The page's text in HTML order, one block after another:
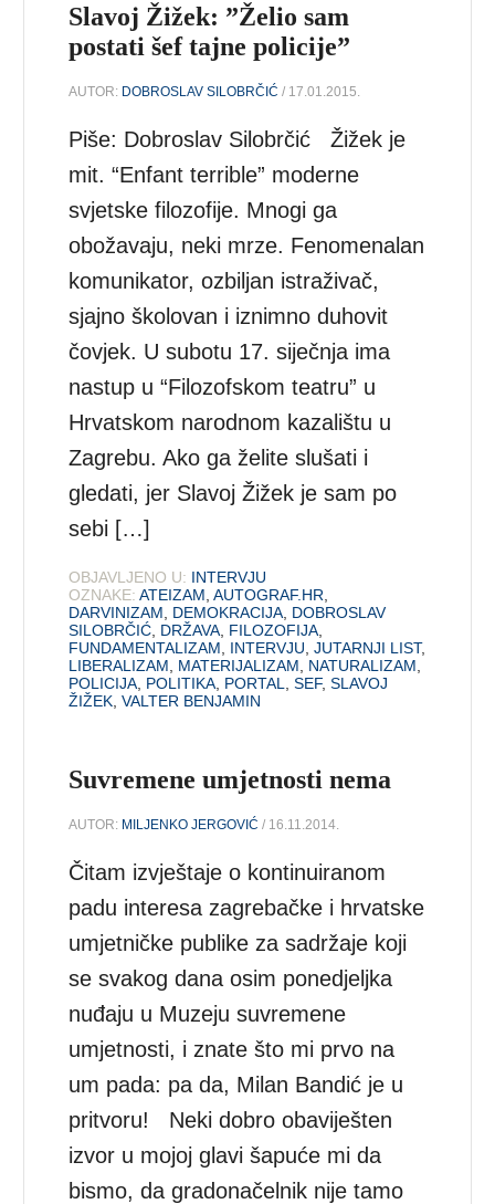
Slavoj Žižek: ”Želio sam
postati šef tajne policije”
AUTOR: DOBROSLAV SILOBRČIĆ / 17.01.2015.
Piše: Dobroslav Silobrčić Žižek je
mit. “Enfant terrible” moderne
svjetske filozofije. Mnogi ga
obožavaju, neki mrze. Fenomenalan
komunikator, ozbiljan istraživač,
sjajno školovan i iznimno duhovit
čovjek. U subotu 17. siječnja ima
nastup u “Filozofskom teatru” u
Hrvatskom narodnom kazalištu u
Zagrebu. Ako ga želite slušati i
gledati, jer Slavoj Žižek je sam po
sebi […]
OBJAVLJENO U: INTERVJU
OZNAKE: ATEIZAM ,AUTOGRAF.HR
DARVINIZAM
DEMOKRACIJA DOBROSLAV
SILOBRČIĆ DRŽAVA FILOZOFIJA
FUNDAMENTALIZAM
INTERVJU ,JUTARNJI LIST,
LIBERALIZAM
MATERIJALIZAM NATURALIZAM
POLICIJA POLITIKA PORTAL ,SEF,SLAVOJ
ŽIŽEK ,VALTER BENJAMIN
Suvremene umjetnosti nema
AUTOR: MILJENKO JERGOVIĆ / 16.11.2014.
Čitam izvještaje o kontinuiranom
padu interesa zagrebačke i hrvatske
umjetničke publike za sadržaje koji
se svakog dana osim ponedjeljka
nuđaju u Muzeju suvremene
umjetnosti, i znate što mi prvo na
um pada: pa da, Milan Bandić je u
pritvoru! Neki dobro obaviješten
izvor u mojoj glavi šapuće mi da
bismo, da gradonačelnik nije tamo